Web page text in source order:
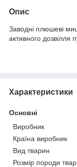
Опис
Заводні плюшеві
активного дозвілля
Характеристики
Основні
Виробник
Країна виробник
Вид тварин
Розмір породи